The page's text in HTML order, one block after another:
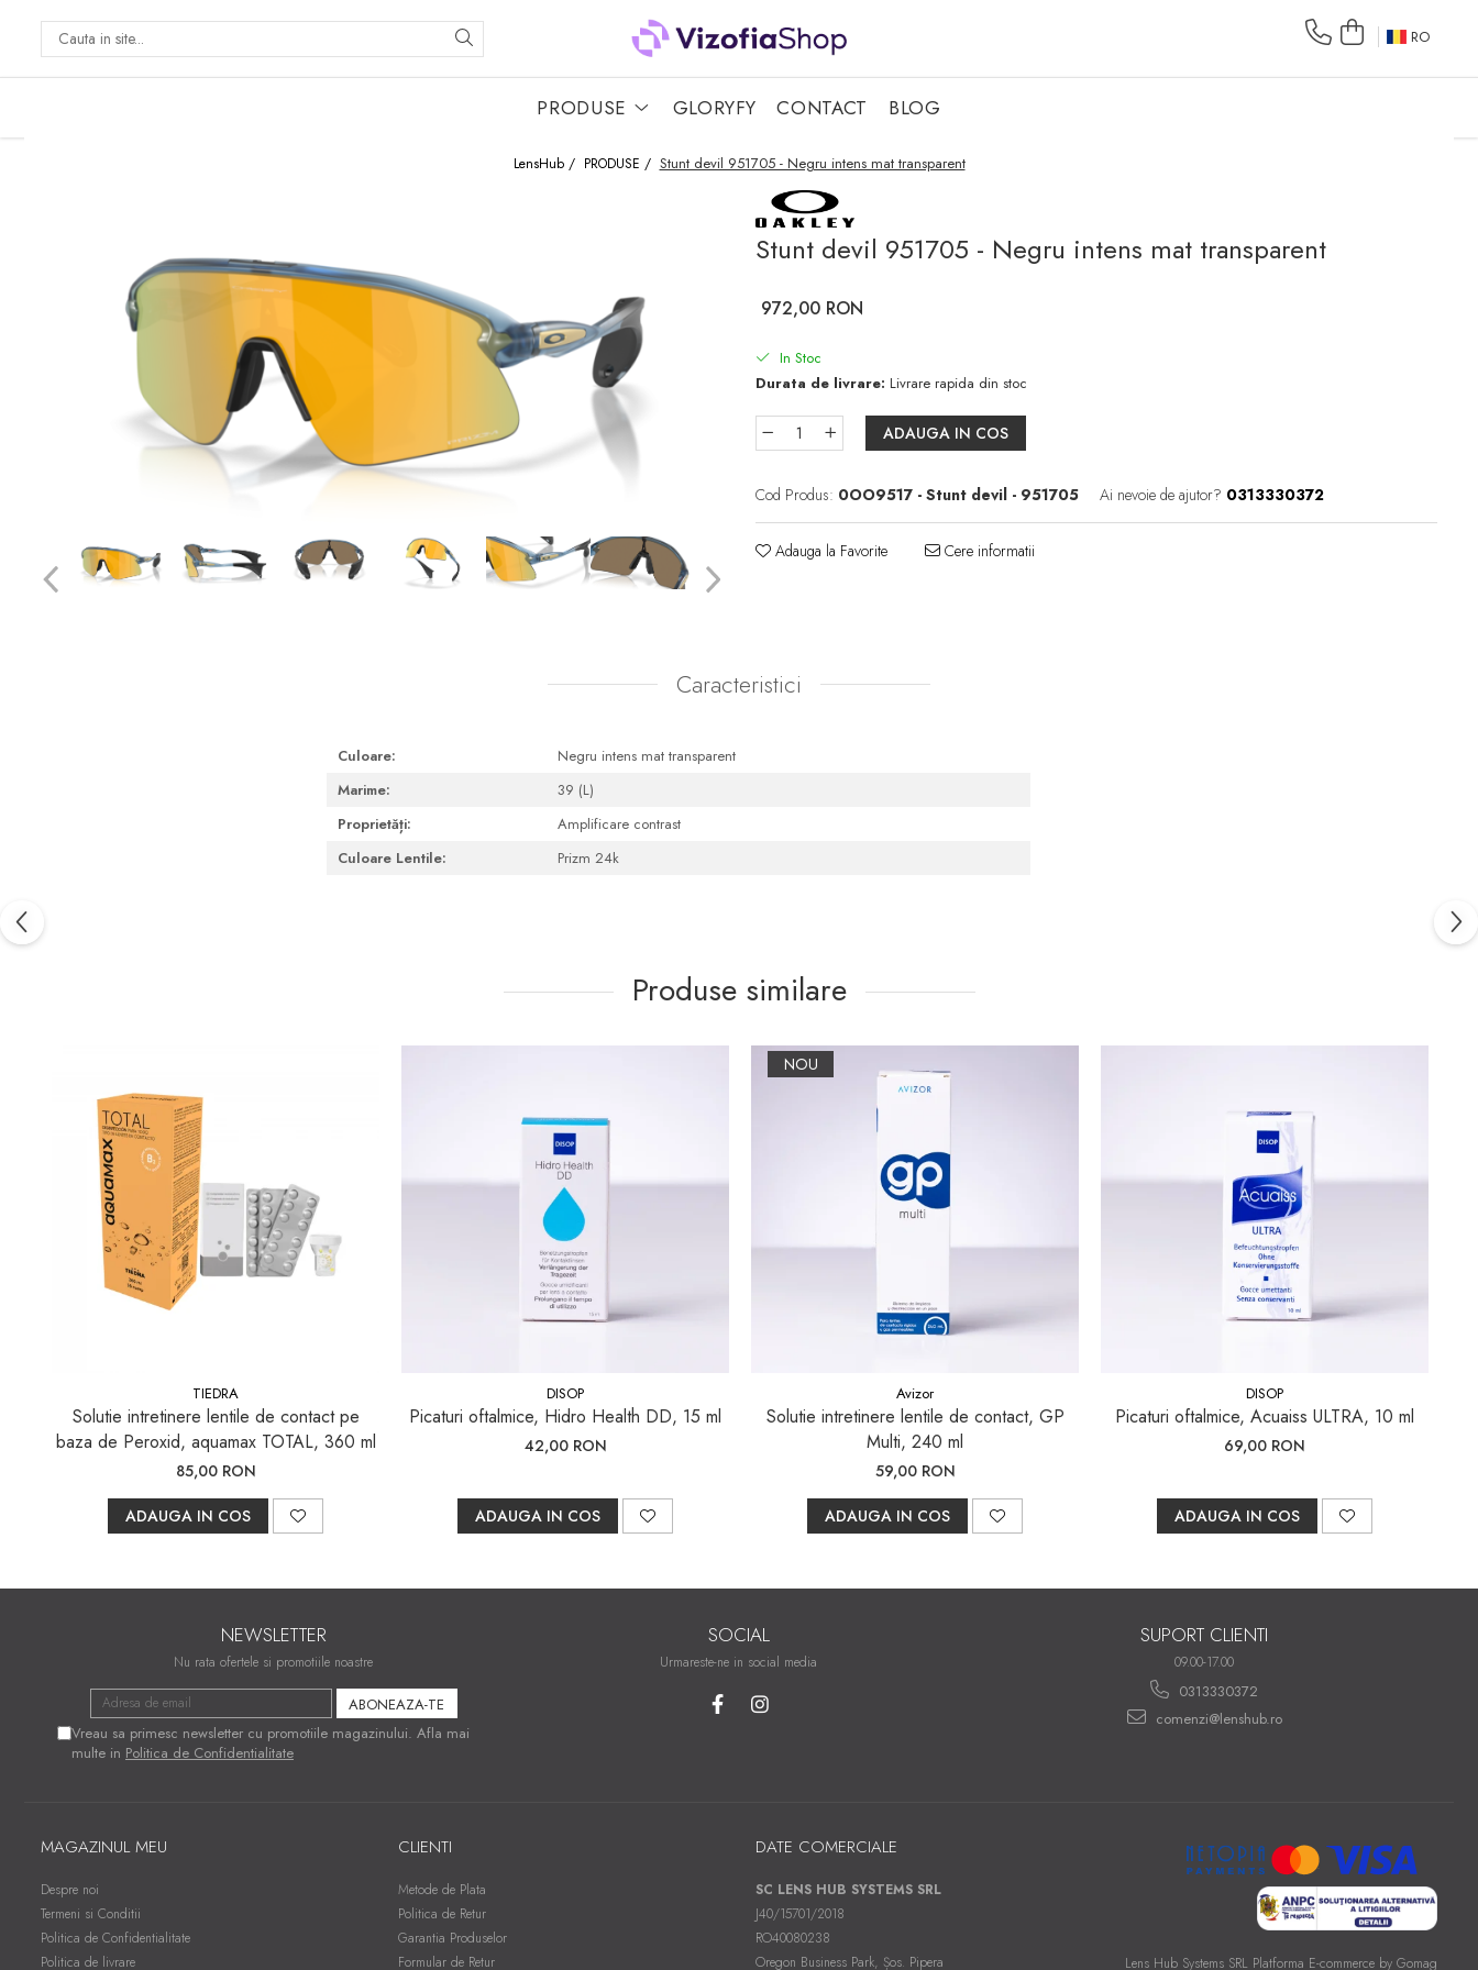
Soluții lentile moi
Sistem Peroxid
ACCESORII LENTILE DE
Accesorii lentile dure
Accesorii lentile moi
PACHETE AVANTAJOASE
Pachete întreținere lentile
dure/ RGP/ Ortho-K
OCHELARI DE SOARE
RO
PRODUSE GLORYFY CONTACT BLOG
LensHub / PRODUSE / Stunt devil 951705 - Negru intens mat transparent
Stunt devil 951705 - Negru intens mat transparent
972,00 RON
In Stoc
Durata de livrare: Livrare rapida din stoc
ADAUGA IN COS
Cod Produs: 0OO9517 - Stunt devil - 951705 Ai nevoie de ajutor? 0313330372
Adauga la Favorite Cere informatii
Caracteristici
Culoare:
Negru intens mat transparent
Marime:
39 (L)
Proprietăți:
Amplificare contrast
Culoare Lentile:
Prizm 24k
Produse similare
TIEDRA
Solutie intretinere lentile de contact pe
baza de Peroxid, aquamax TOTAL, 360 ml
85,00 RON
ADAUGA IN COS
DISOP
Picaturi oftalmice, Hidro Health DD, 15 ml
42,00 RON
ADAUGA IN COS
NOU
Avizor
Solutie intretinere lentile de contact, GP
Multi, 240 ml
59,00 RON
ADAUGA IN COS
DISOP
Picaturi oftalmice, Acuaiss ULTRA, 10 ml
69,00 RON
ADAUGA IN COS
NEWSLETTER
Nu rata ofertele si promotiile noastre
Vreau sa primesc newsletter cu promotiile magazinului. Afla mai
multe in Politica de Confidentialitate
SOCIAL
Urmareste-ne in social media
SUPORT CLIENTI
09.00-17.00
0313330372
comenzi@lenshub.ro
MAGAZINUL MEU
Despre noi
Termeni si Conditii
Politica de Confidentialitate
Politica de livrare
CLIENTI
Metode de Plata
Politica de Retur
Garantia Produselor
Formular de Retur
DATE COMERCIALE
SC LENS HUB SYSTEMS SRL
J40/15701/2018
RO40080238
Oregon Business Park, Șos. Pipera
Lens Hub Systems SRL Platforma E-commerce by Gomag